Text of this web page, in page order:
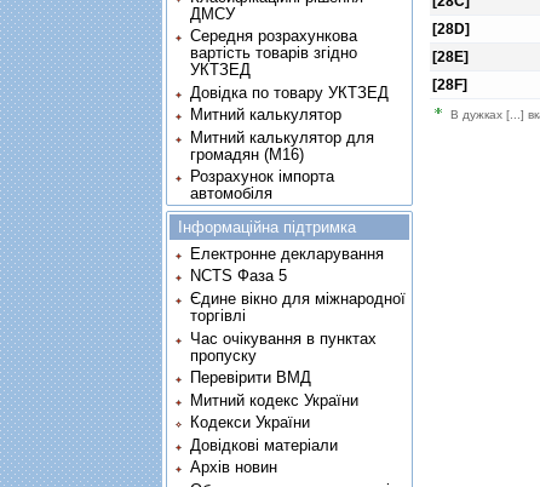
[28D]
[28E]
[28F]
В дужках [...]
ДМСУ
Середня розрахункова
вартість товарів згідно
УКТЗЕД
Довідка по товару УКТЗЕД
Митний калькулятор
Митний калькулятор для
громадян (М16)
Розрахунок імпорта
автомобіля
Інформаційна підтримка
Електронне декларування
NCTS Фаза 5
Єдине вікно для міжнародної
торгівлі
Час очікування в пунктах
пропуску
Перевірити ВМД
Митний кодекс України
Кодекси України
Довідкові матеріали
Архів новин